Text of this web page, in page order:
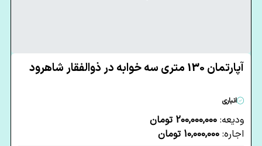
آپارتمان 130 متری سه خوابه در ذوالفقار شاهرود
انباری
ودیعه: 200,000,000 تومان
اجاره: 10,000,000 تومان